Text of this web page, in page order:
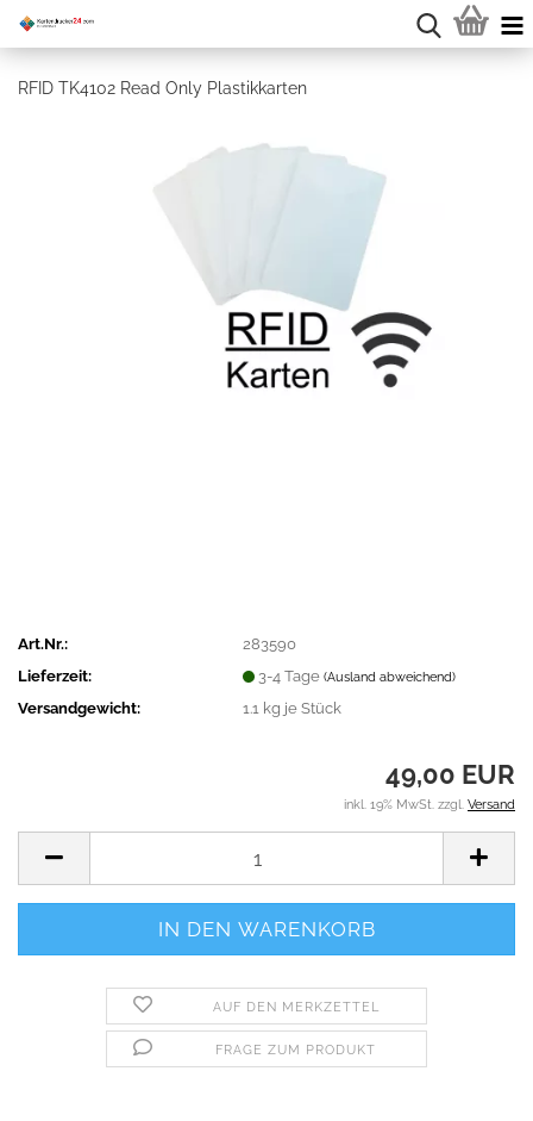
RFID TK4102 Read Only Plastikkarten
Art.Nr.:
283590
Lieferzeit:
3-4 Tage(Ausland abweichend)
Versandgewicht: 1.1 kg je Stück
49,00 EUR
inkl. 19% MwSt. zzgl. Versand
AUF DEN MERKZETTEL
FRAGE ZUM PRODUKT